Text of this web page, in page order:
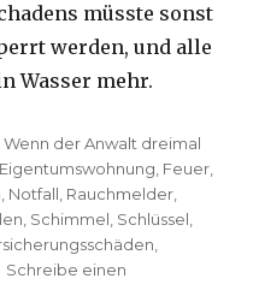
müsste sonst
werden, und alle
Wasser mehr.
,Wenn der Anwalt dreimal
Eigentumswohnung Feuer
Notfall Rauchmelder
Schimmel Schlüssel
Schreibe einen